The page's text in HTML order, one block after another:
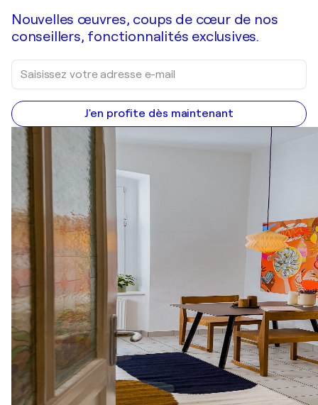
Nouvelles œuvres, coups de cœur de nos
conseillers, fonctionnalités exclusives.
J'en profite dès maintenant